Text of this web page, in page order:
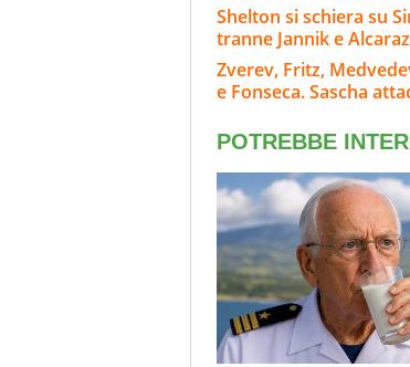
Shelton si schiera su
tranne Jannik e
Zverev, Fritz,
e Fonseca. Sascha